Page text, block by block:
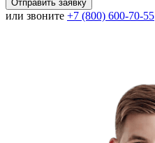
или звоните +7 (800) 600-70-55